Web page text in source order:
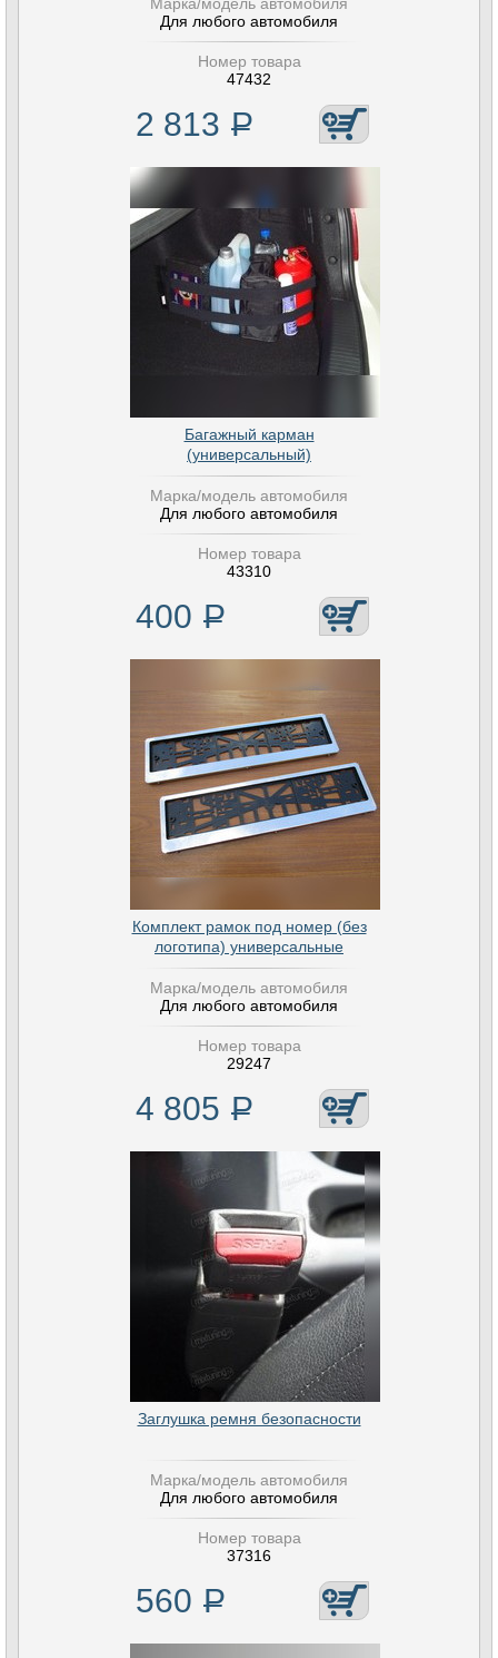
Для любого автомобиля
Номер товара
47432
2 813 Р
Багажный карман
(универсальный)
Марка/модель автомобиля
Для любого автомобиля
Номер товара
43310
400 Р
Комплект рамок под номер (без
логотипа) универсальные
Марка/модель автомобиля
Для любого автомобиля
Номер товара
29247
4 805 Р
Заглушка ремня безопасности
Марка/модель автомобиля
Для любого автомобиля
Номер товара
37316
560 Р